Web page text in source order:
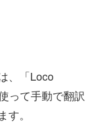
、「Loco
って手動で翻訳
。